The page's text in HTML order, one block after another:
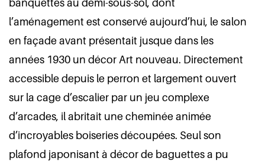
banquettes au demi-sous-sol, dont
l’aménagement est conservé aujourd’hui, le salon
en façade avant présentait jusque dans les
années 1930 un décor Art nouveau. Directement
accessible depuis le perron et largement ouvert
sur la cage d’escalier par un jeu complexe
d’arcades, il abritait une cheminée animée
d’incroyables boiseries découpées. Seul son
plafond japonisant à décor de baguettes a pu